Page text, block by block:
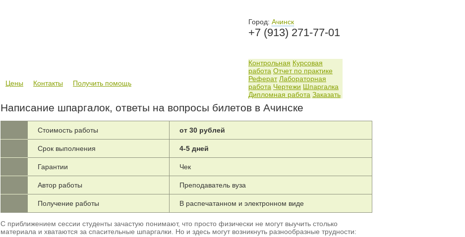
Город: Ачинск
+7 (913) 271-77-01
Контрольная Курсовая
работа Отчет по практике
Реферат Лабораторная
работа Чертежи Шпаргалка
Дипломная работа Заказать
Цены Контакты Получить помощь
Написание шпаргалок, ответы на вопросы билетов в Ачинске
Стоимость работы от 30 рублей
Срок выполнения 4-5 дней
Гарантии Чек
Автор работы Преподаватель вуза
Получение работы В распечатанном и электронном виде
С приближением сессии студенты зачастую понимают, что просто физически не могут выучить столько
материала и хватаются за спасительные шпаргалки. Но и здесь могут возникнуть разнообразные трудности: